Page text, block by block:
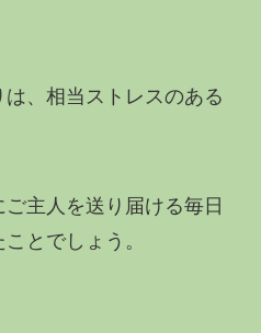
、相当ストレスのある
主人を送り届ける毎日
とでしょう。